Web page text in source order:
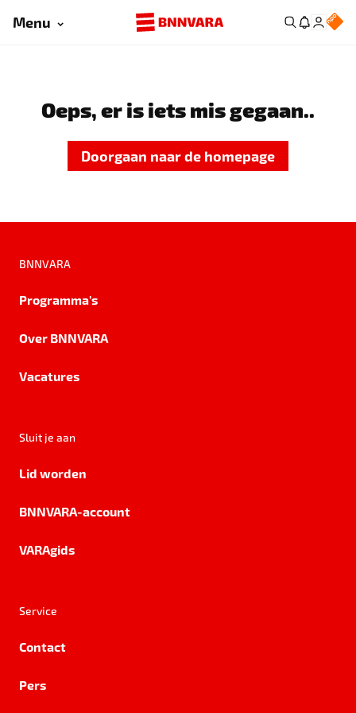
Menu
Oeps, er is iets mis gegaan..
Doorgaan naar de homepage
BNNVARA
Programma's
Over BNNVARA
Vacatures
Sluit je aan
Lid worden
BNNVARA-account
VARAgids
Service
Contact
Pers